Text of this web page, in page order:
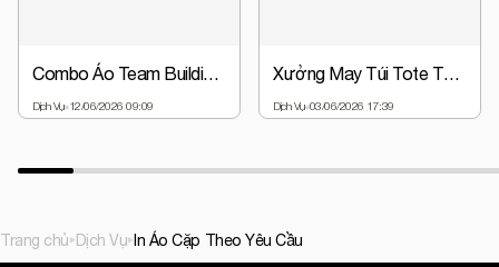
Combo Áo Team Building + Nón Đồng Phục Chỉ Từ 63.000đ | Giá Gốc Tại Xưởng
Dịch Vụ 12/06/2026 09:09
Xưởng May Túi Tote Theo Yêu Cầu - Thiết Kế Miễn Phí, Giá Gốc
Dịch Vụ 03/06/2026 17:39
Trang chủ Dịch Vụ In Áo Cặp Theo Yêu Cầu